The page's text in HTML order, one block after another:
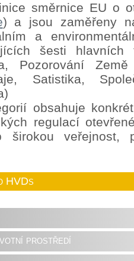
směrnice EU o
) a jsou zaměřeny
a
šesti hlavních
Pozorování
Satistika,
obsahuje
regulací
širokou veřejnost,
HVDs
prostředí